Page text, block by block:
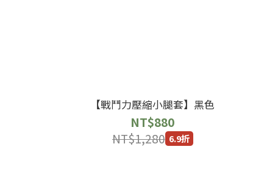
【戰鬥力壓縮小腿套】黑色
NT$880
NT$1,280 6.9折